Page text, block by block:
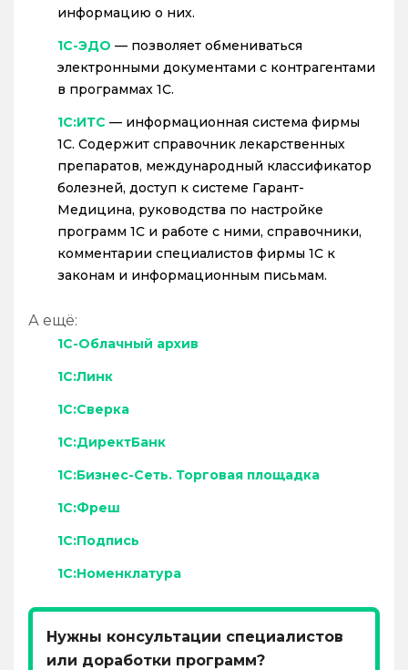
информацию о них.
1С-ЭДО — позволяет обмениваться
электронными документами с контрагентами
в программах 1С.
1С:ИТС — информационная система фирмы
1С. Содержит справочник лекарственных
препаратов, международный классификатор
болезней, доступ к системе Гарант-
Медицина, руководства по настройке
программ 1С и работе с ними, справочники,
комментарии специалистов фирмы 1С к
законам и информационным письмам.
А ещё:
1С-Облачный архив
1С:Линк
1С:Сверка
1С:ДиректБанк
1С:Бизнес-Сеть. Торговая площадка
1С:Фреш
1С:Подпись
1С:Номенклатура
Нужны консультации специалистов
или доработки программ?